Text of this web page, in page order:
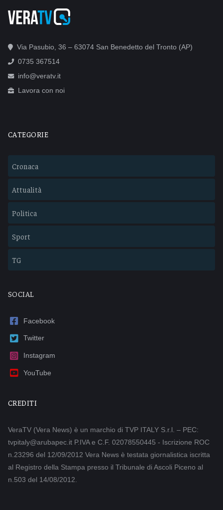
Via Pasubio, 36 – 63074 San Benedetto del Tronto (AP)
0735 367514
info@veratv.it
Lavora con noi
CATEGORIE
Cronaca
Attualità
Politica
Sport
TG
SOCIAL
Facebook
Twitter
Instagram
YouTube
CREDITI
VeraTV (Vera News) è un marchio di TVP ITALY S.r.l. – PEC:
tvpitaly@arubapec.it P.IVA e C.F. 02078550445 - Iscrizione ROC
n.23296 del 12/09/2012 Vera News è testata giornalistica iscritta
al Registro della Stampa presso il Tribunale di Ascoli Piceno al
n.503 del 14/08/2012.